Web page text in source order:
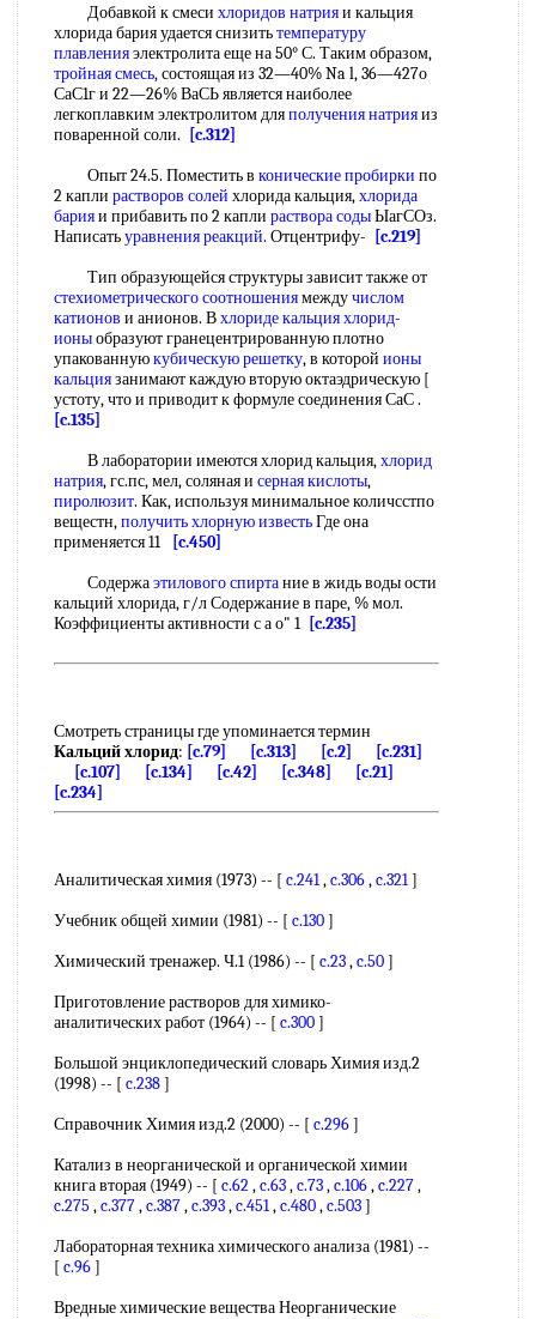
Добавкой к смеси хлоридов натрияи кальция
хлорида бария удается снизитьтемпературу
плавленияэлектролита еще на 50° С. Таким образом,
тройная смесь, состоящая из 32—40% Na l, 36—427о
СаС1г и 22—26% ВаСЬ является наиболее
легкоплавким электролитом дляполучения натрияиз
поваренной соли.
[c.312]
Опыт 24.5. Поместить в конические пробирки по
2 капли растворов солей хлорида кальция,хлорида
барияи прибавить по 2 капли раствора содыЫагСОз.
Написатьуравнения реакций. Отцентрифу-
[c.219]
Тип образующейся структуры зависит также от
стехиометрического соотношениямеждучислом
катионов и анионов. Вхлориде кальция хлорид-
ионыобразуют гранецентрированную плотно
упакованнуюкубическую решетку, в которой ионы
кальциязанимают каждую вторую октаэдрическую [
устоту, что и приводит к формуле соединения СаС .
[c.135]
В лаборатории имеются хлорид кальция,хлорид
натрия, гс.пс, мел, соляная и серная кислоты,
пиролюзит. Как, используя минимальное количсстпо
вещестн,получитьхлорную известьГде она
применяется 11
[c.450]
Содержаэтилового спиртание в жидь воды ости
кальций хлорида, г/л Содержание в паре, % мол.
Коэффициенты активности с а о" 1 [c.235]
Смотреть страницы где упоминается термин
Кальций хлорид: [c.79] [c.313] [c.2]
[c.231]
[c.107]
[c.134] [c.42] [c.348]
[c.21]
[c.234]
Аналитическая химия (1973) -- [ c.241,c.306,c.321]
Учебник общей химии (1981) -- [ c.130]
Химический тренажер. Ч.1 (1986) -- [ c.23,c.50]
Приготовление растворов для химико-
аналитических работ (1964) -- [ c.300]
Большой энциклопедический словарь Химия изд.2
(1998) -- [ c.238]
Справочник Химия изд.2 (2000) -- [ c.296]
Катализ в неорганической и органической химии
книга вторая (1949) -- [ c.62,c.63,c.73,c.106,c.227,
c.275 ,c.377,c.387,c.393,c.451,c.480,c.503]
Лабораторная техника химического анализа (1981) --
[ c.96]
Вредные химические вещества Неорганические